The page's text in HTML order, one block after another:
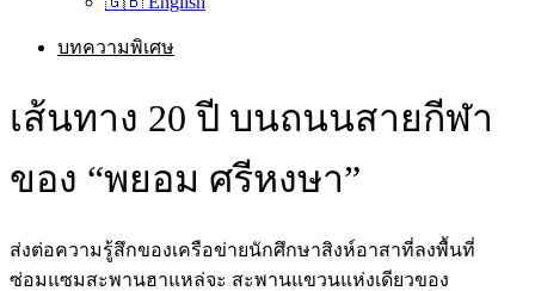
บทความพิเศษ
เส้นทาง 20 ปี บนถนนสายกีฬา
ของ “พยอม ศรีหงษา”
ส่งต่อความรู้สึกของเครือข่ายนักศึกษาสิงห์อาสาที่ลงพื้นที่
ซ่อมแซมสะพานฮาแหล่จะ สะพานแขวนแห่งเดียวของ